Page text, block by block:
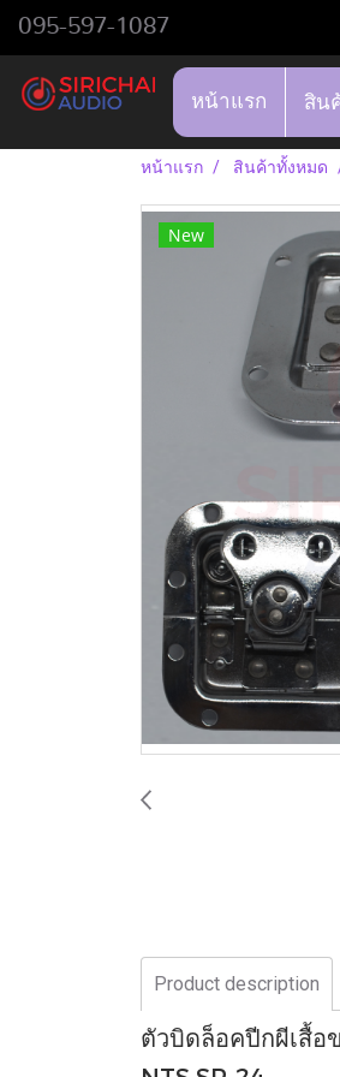
095-597-1087
หน้าแรก สิน
หน้าแรก สินค้าทั้งหมด
New
Product description
ตัวบิดล็อคปีกผีเสื้อ